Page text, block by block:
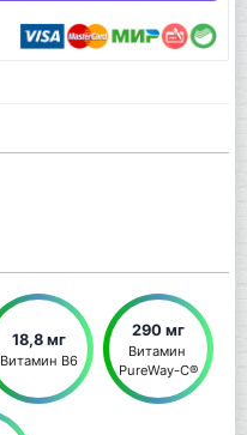
18,8 мг
Витамин B6
290 мг
Витамин
PureWay-C®